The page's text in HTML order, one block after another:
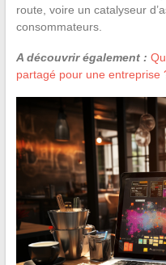
route, voire un catalyseur
consommateurs.
A découvrir également :
partagé pour une entreprise